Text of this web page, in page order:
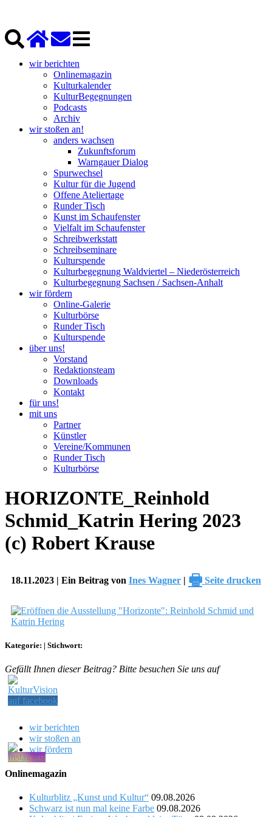
wir berichten
Onlinemagazin
Kulturkalender
KulturBegegnungen
Podcasts
Archiv
wir stoßen an!
anders wachsen
Zukunftsforum
Warngauer Dialog
Spurwechsel
Kultur für die Jugend
Offene Ateliertage
Runder Tisch
Kunst im Schaufenster
Vielfalt im Schaufenster
Schreibwerkstatt
Schreibseminare
Kulturspende
Kulturbegegnung Waldviertel – Niederösterreich
Kulturbegegnung Sachsen / Sachsen-Anhalt
wir fördern
Online-Galerie
Kulturbörse
Runder Tisch
Kulturspende
über uns!
Vorstand
Redaktionsteam
Downloads
Kontakt
für uns!
mit uns
Partner
Künstler
Vereine/Kommunen
Runder Tisch
Kulturbörse
HORIZONTE_Reinhold
Schmid_Katrin Hering 2023
(c) Robert Krause
18.11.2023 | Ein Beitrag von Ines Wagner | 🖶 Seite drucken
Kategorie: | Stichwort:
Gefällt Ihnen dieser Beitrag? Bitte besuchen Sie uns auf
wir berichten
wir stoßen an
wir fördern
Onlinemagazin
Kulturblitz „Kunst und Kultur“ 09.08.2026
Schwarz ist nun mal keine Farbe 09.08.2026